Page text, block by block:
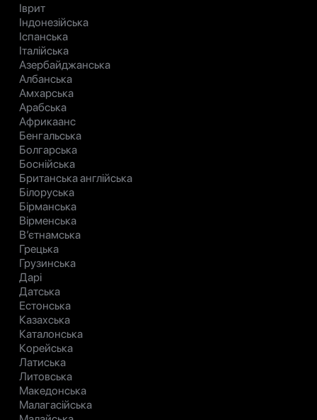
Іврит
Індонезійська
Іспанська
Італійська
Азербайджанська
Албанська
Амхарська
Арабська
Африкаанс
Бенгальська
Болгарська
Боснійська
Британська англійська
Білоруська
Бірманська
Вірменська
В’єтнамська
Грецька
Грузинська
Дарі
Датська
Естонська
Казахська
Каталонська
Корейська
Латиська
Литовська
Македонська
Малагасійська